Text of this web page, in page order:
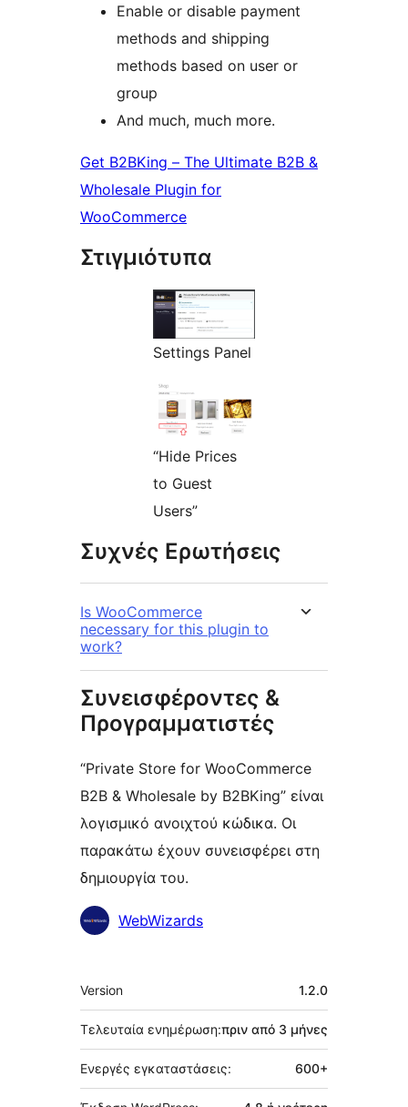
Enable or disable payment
methods and shipping
methods based on user or
group
And much, much more.
Get B2BKing – The Ultimate B2B &
Wholesale Plugin for
WooCommerce
Στιγμιότυπα
Settings Panel
“Hide Prices
to Guest
Users”
Συχνές Ερωτήσεις
Is WooCommerce
necessary for this plugin to
work?
Συνεισφέροντες &
Προγραμματιστές
“Private Store for WooCommerce
B2B & Wholesale by B2BKing” είναι
λογισμικό ανοιχτού κώδικα. Οι
παρακάτω έχουν συνεισφέρει στη
δημιουργία του.
Συντελεστές
WebWizards
Μεταστοιχεία
Version 1.2.0
Τελευταία ενημέρωση:πριν από 3 μήνες
Ενεργές εγκαταστάσεις: 600+